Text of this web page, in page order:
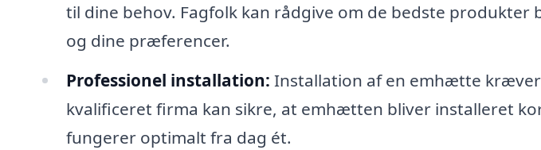
til dine behov. Fagfolk kan rådgive om de bedste produkter
og dine præferencer.
Professionel installation: Installation af en emhætte
kvalificeret firma kan sikre, at emhætten bliver installeret
fungerer optimalt fra dag ét.